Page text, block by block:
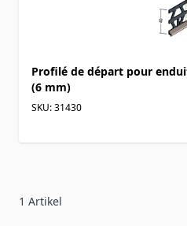
Profilé de départ pour
(6 mm)
SKU: 31430
1 Artikel